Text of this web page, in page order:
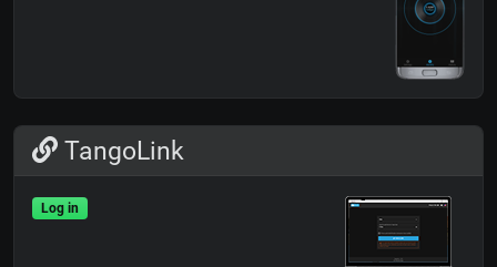
TangoLink
Log in